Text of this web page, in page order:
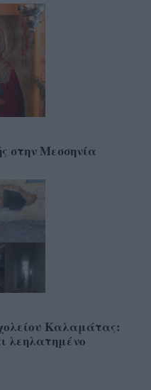
στην Μεσσηνία
Καλαμάτας:
λεηλατημένο